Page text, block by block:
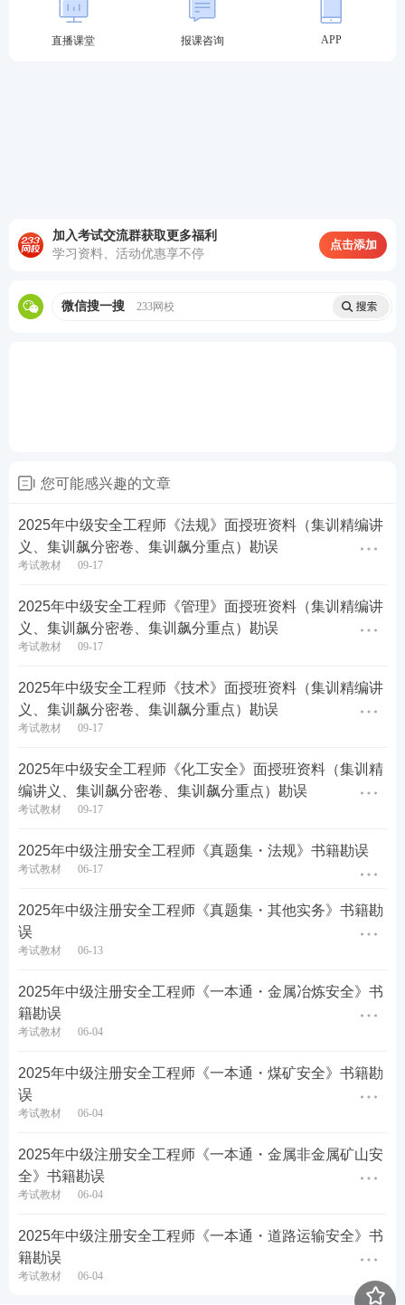
安全、化工安全、金属冶炼、金属非金属矿山、煤
矿、道路运输安全。
直播课堂 报课咨询 APP
加入考试交流群获取更多福利
学习资料、活动优惠享不停
点击添加
微信搜一搜 233网校
您可能感兴趣的文章
2025年中级安全工程师《法规》面授班资料（集训精编讲
义、集训飙分密卷、集训飙分重点）勘误
考试教材 09-17
2025年中级安全工程师《管理》面授班资料（集训精编讲
义、集训飙分密卷、集训飙分重点）勘误
考试教材 09-17
2025年中级安全工程师《技术》面授班资料（集训精编讲
义、集训飙分密卷、集训飙分重点）勘误
考试教材 09-17
2025年中级安全工程师《化工安全》面授班资料（集训精
编讲义、集训飙分密卷、集训飙分重点）勘误
考试教材 09-17
2025年中级注册安全工程师《真题集・法规》书籍勘误
考试教材 06-17
2025年中级注册安全工程师《真题集・其他实务》书籍勘
误
考试教材 06-13
2025年中级注册安全工程师《一本通・金属冶炼安全》书
籍勘误
考试教材 06-04
2025年中级注册安全工程师《一本通・煤矿安全》书籍勘
误
考试教材 06-04
2025年中级注册安全工程师《一本通・金属非金属矿山安
全》书籍勘误
考试教材 06-04
2025年中级注册安全工程师《一本通・道路运输安全》书
籍勘误
考试教材 06-04